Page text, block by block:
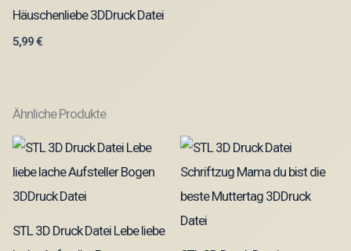
Häuschenliebe 3DDruck Datei
5,99€
Ähnliche Produkte
STL 3D Druck Datei Lebe liebe